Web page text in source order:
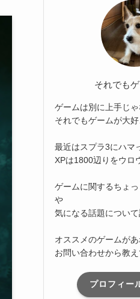
それでも
ゲームは別に上手じ
それでもゲームが大好
最近はスプラ3にハマ
XPは1800辺りをウロ
ゲームに関するちょ
や
気になる話題について
オススメのゲームがあ
お問い合わせから教え
プロフィー